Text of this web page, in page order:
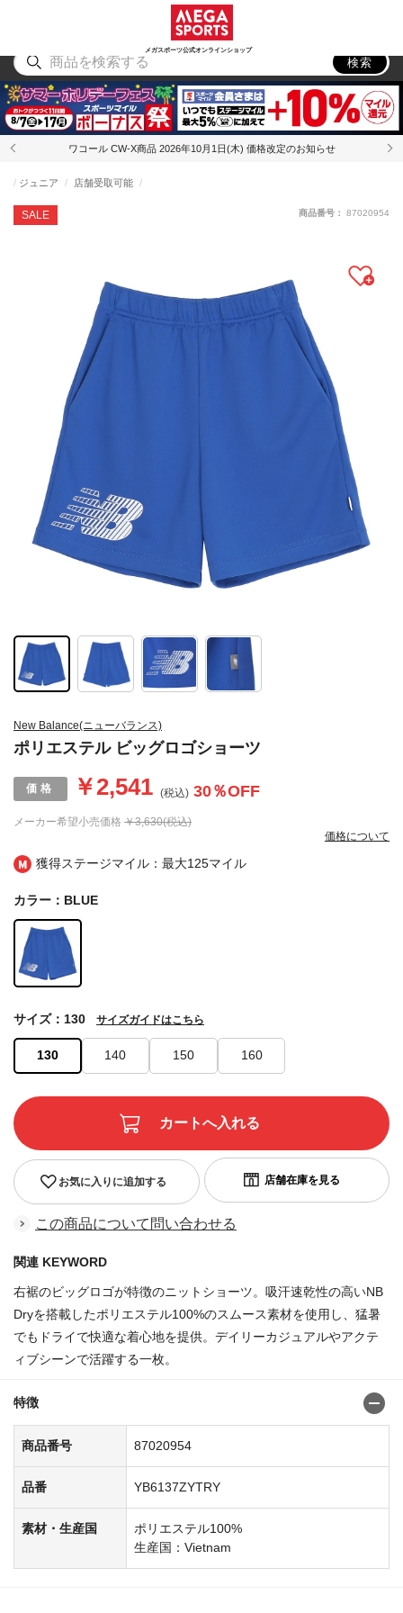
メガスポーツ公式オンラインショップ
アウトドア
検索
ワコール CW-X商品 2026年10月1日(木) 価格改定のお知らせ
獲得ステージマイル：最大125マイル
New Balance(ニューバランス)
ポリエステル ビッグロゴショーツ
SALE
ジュニア 店舗受取可能
メーカー希望小売価格 ￥3,630(税込)
￥2,541 (税込) 30％OFF
価格について
商品番号： 87020954
カラー：BLUE
130 140 150 160
サイズ：130 サイズガイドはこちら
お気に入りに追加する
この商品について問い合わせる
関連 KEYWORD
右裾のビッグロゴが特徴のニットショーツ。吸汗速乾性の高いNB
Dryを搭載したポリエステル100%のスムース素材を使用し、猛暑
でもドライで快適な着心地を提供。デイリーカジュアルやアクテ
ィブシーンで活躍する一枚。
特徴
商品番号 87020954
品番 YB6137ZYTRY
素材・生産国
ポリエステル100%
生産国：Vietnam